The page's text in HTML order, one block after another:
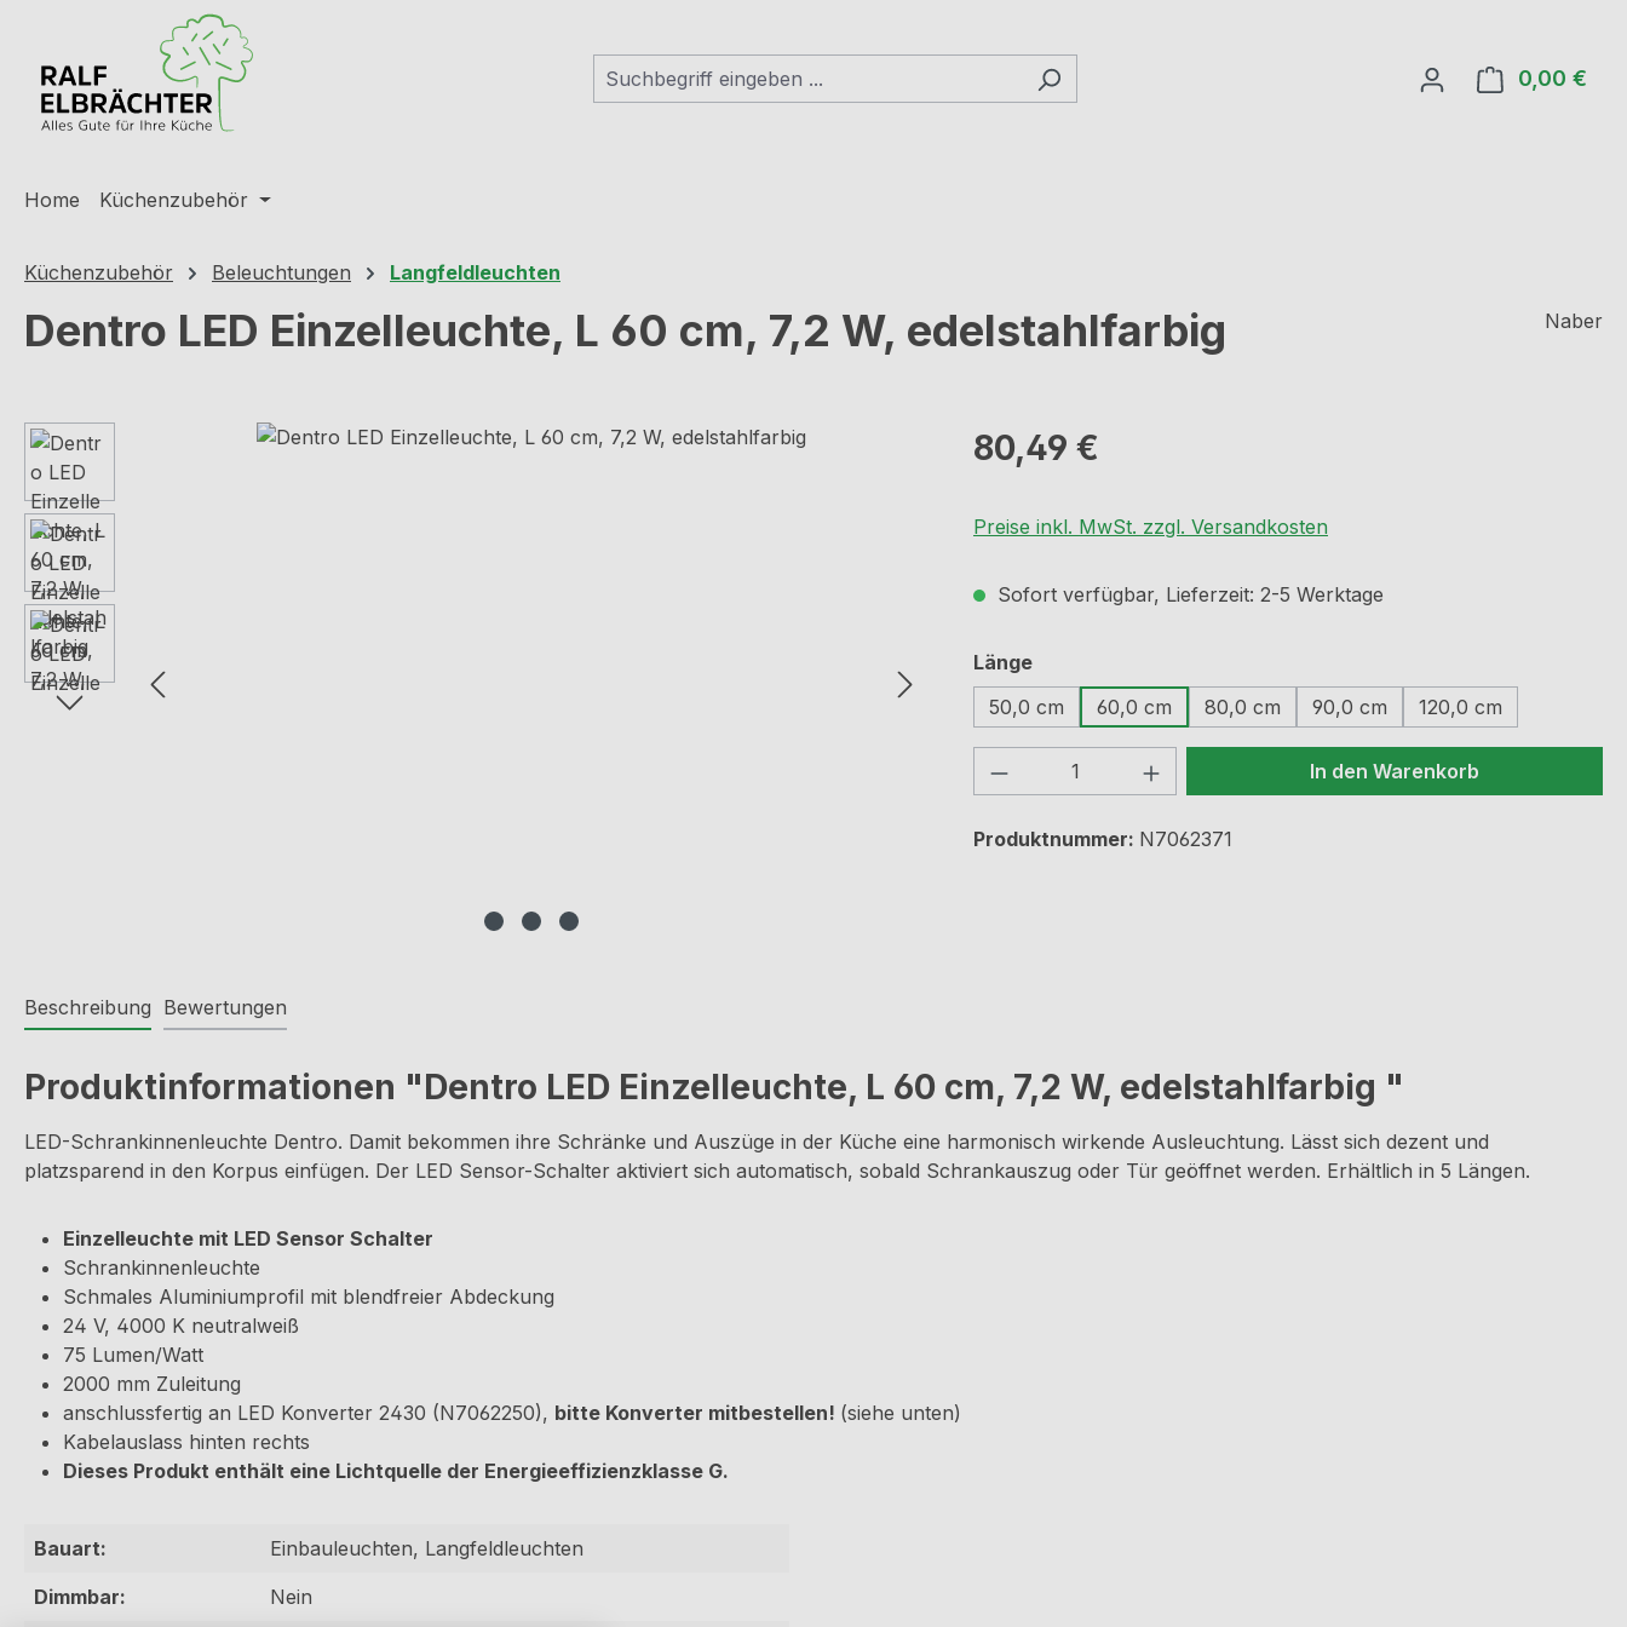
Hauptinhalt springen
Zur Suche springen
Zur Hauptnavigation springen
0,00 €
Home Küchenzubehör
Küchenzubehör Beleuchtungen Langfeldleuchten
Dentro LED Einzelleuchte, L 60 cm, 7,2 W, edelstahlfarbig Naber
Bildergalerie überspringen Regulärer Preis:
80,49 €
Preise inkl. MwSt. zzgl. Versandkosten
Sofort verfügbar, Lieferzeit: 2-5 Werktage
Längeauswählen
50,0 cm
60,0 cm 80,0 cm 90,0 cm 120,0 cm
Produkt Anzahl: Gib den gewünschten Wert
In den Warenkorb
Produktnummer: N7062371
Beschreibung Bewertungen
Produktinformationen "Dentro LED Einzelleuchte, L 60 cm, 7,2 W, edelstahlfarbig "
LED-Schrankinnenleuchte Dentro. Damit bekommen ihre Schränke und Auszüge in der Küche eine harmonisch wirkende Ausleuchtung. Lässt sich dezent und
platzsparend in den Korpus einfügen. Der LED Sensor-Schalter aktiviert sich automatisch, sobald Schrankauszug oder Tür geöffnet werden. Erhältlich in 5 Längen.
Einzelleuchte mit LED Sensor Schalter
Schrankinnenleuchte
Schmales Aluminiumprofil mit blendfreier Abdeckung
24 V, 4000 K neutralweiß
75 Lumen/Watt
2000 mm Zuleitung
anschlussfertig an LED Konverter 2430 (N7062250), bitte Konverter mitbestellen! (siehe unten)
Kabelauslass hinten rechts
Dieses Produkt enthält eine Lichtquelle der Energieeffizienzklasse G.
Bauart:
Einbauleuchten, Langfeldleuchten
Dimmbar:
Nein